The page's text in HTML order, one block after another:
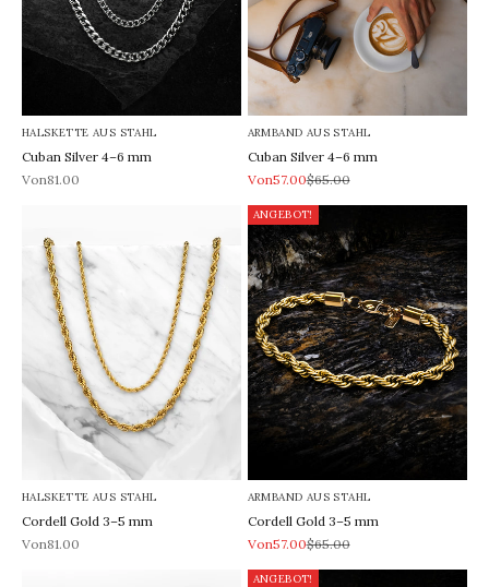
HALSKETTE AUS STAHL
Cuban Silver 4–6 mm
REA-pris
Von81.00
ARMBAND AUS STAHL
Cuban Silver 4–6 mm
REA-pris
Von57.00Pris
$65.00
HALSKETTE AUS STAHL
Cordell Gold 3–5 mm
REA-pris
Von81.00
ANGEBOT!
ARMBAND AUS STAHL
Cordell Gold 3–5 mm
REA-pris
Von57.00Pris
$65.00
ANGEBOT!